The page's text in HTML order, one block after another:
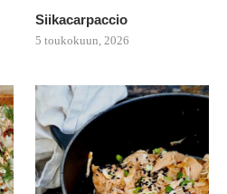
Siikacarpaccio
5 toukokuun, 2026